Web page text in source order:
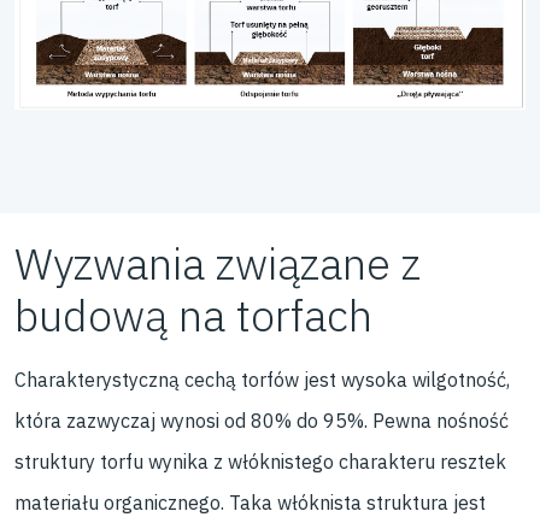
Wyzwania związane z
budową na torfach
Charakterystyczną cechą torfów jest wysoka wilgotność,
która zazwyczaj wynosi od 80% do 95%. Pewna nośność
struktury torfu wynika z włóknistego charakteru resztek
materiału organicznego. Taka włóknista struktura jest